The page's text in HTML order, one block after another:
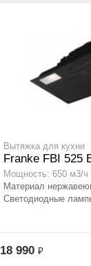
Вытяжка для кухни
Franke FBI 525
Мощность: 650 м3/ч
Материал
Светодиодные
18 990 ₽